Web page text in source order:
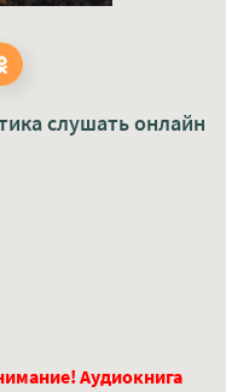
слушать онлайн
Аудиокнига